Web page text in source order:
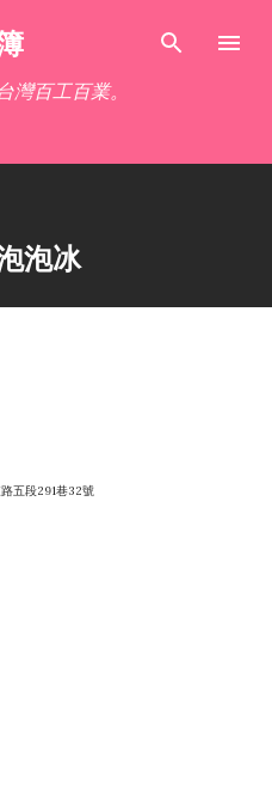
內容
百工百業。
泡冰
五段291巷32號